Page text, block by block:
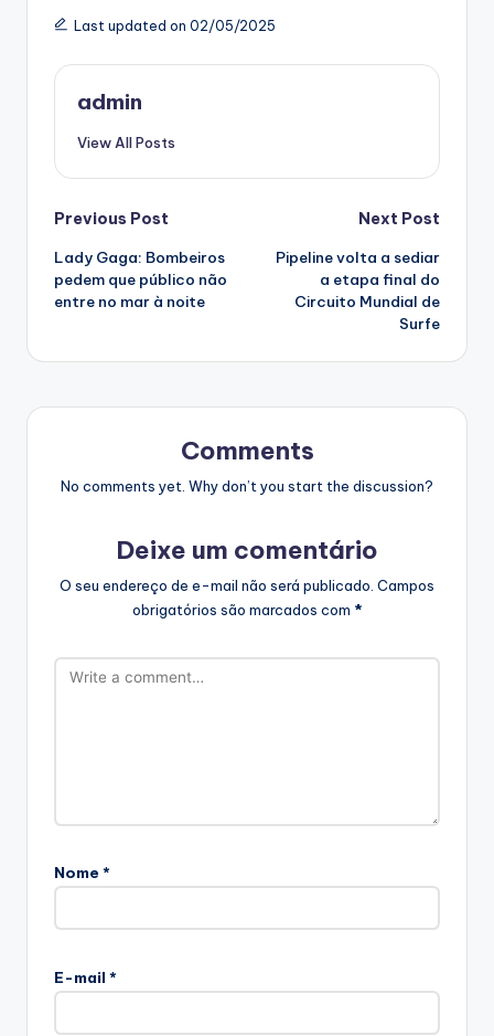
Last updated on 02/05/2025
admin
View All Posts
Post
navigation
Previous Post
Lady Gaga: Bombeiros
pedem que público não
entre no mar à noite
Next Post
Pipeline volta a sediar
a etapa final do
Circuito Mundial de
Surfe
Comments
No comments yet. Why don’t you start the discussion?
Deixe um comentário
O seu endereço de e-mail não será publicado. Campos
obrigatórios são marcados com *
Nome *
E-mail *